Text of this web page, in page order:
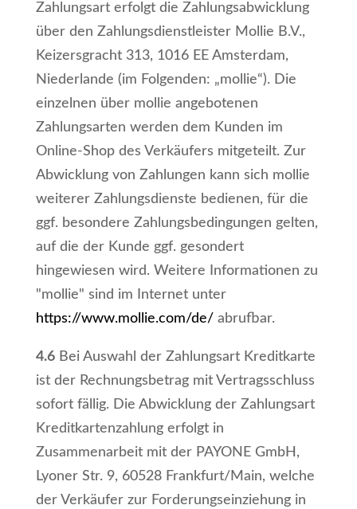
Zahlungsart erfolgt die Zahlungsabwicklung
über den Zahlungsdienstleister Mollie B.V.,
Keizersgracht 313, 1016 EE Amsterdam,
Niederlande (im Folgenden: „mollie“). Die
einzelnen über mollie angebotenen
Zahlungsarten werden dem Kunden im
Online-Shop des Verkäufers mitgeteilt. Zur
Abwicklung von Zahlungen kann sich mollie
weiterer Zahlungsdienste bedienen, für die
ggf. besondere Zahlungsbedingungen gelten,
auf die der Kunde ggf. gesondert
hingewiesen wird. Weitere Informationen zu
"mollie" sind im Internet unter
https://www.mollie.com/de/ abrufbar.
4.6Bei Auswahl der Zahlungsart Kreditkarte
ist der Rechnungsbetrag mit Vertragsschluss
sofort fällig. Die Abwicklung der Zahlungsart
Kreditkartenzahlung erfolgt in
Zusammenarbeit mit der PAYONE GmbH,
Lyoner Str. 9, 60528 Frankfurt/Main, welche
der Verkäufer zur Forderungseinziehung in